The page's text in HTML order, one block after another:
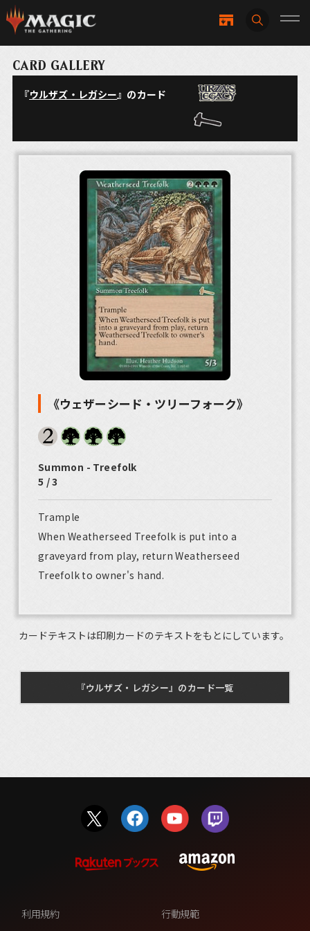
CARD GALLERY
『ウルザズ・レガシー』のカード
《ウェザーシード・ツリーフォーク》
Summon - Treefolk
5 / 3
Trample
When Weatherseed Treefolk is put into a
graveyard from play, return Weatherseed
Treefolk to owner's hand.
カードテキストは印刷カードのテキストをもとにしています。
『ウルザズ・レガシー』のカード一覧
利用規約 行動規範